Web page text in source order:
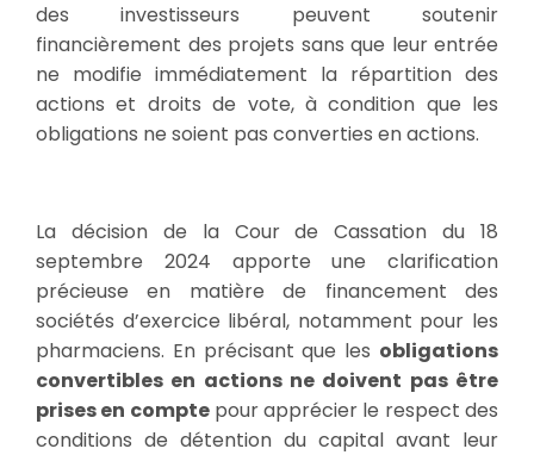
des investisseurs peuvent soutenir
financièrement des projets sans que leur entrée
ne modifie immédiatement la répartition des
actions et droits de vote, à condition que les
obligations ne soient pas converties en actions.
La décision de la Cour de Cassation du 18
septembre 2024 apporte une clarification
précieuse en matière de financement des
sociétés d’exercice libéral, notamment pour les
pharmaciens. En précisant que les obligations
convertibles en actions ne doivent pas être
prises en comptepour apprécier le respect des
conditions de détention du capital avant leur